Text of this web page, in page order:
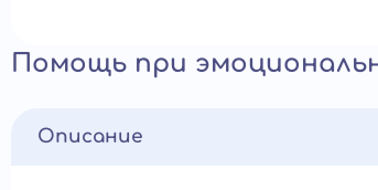
Помощь при
Описание